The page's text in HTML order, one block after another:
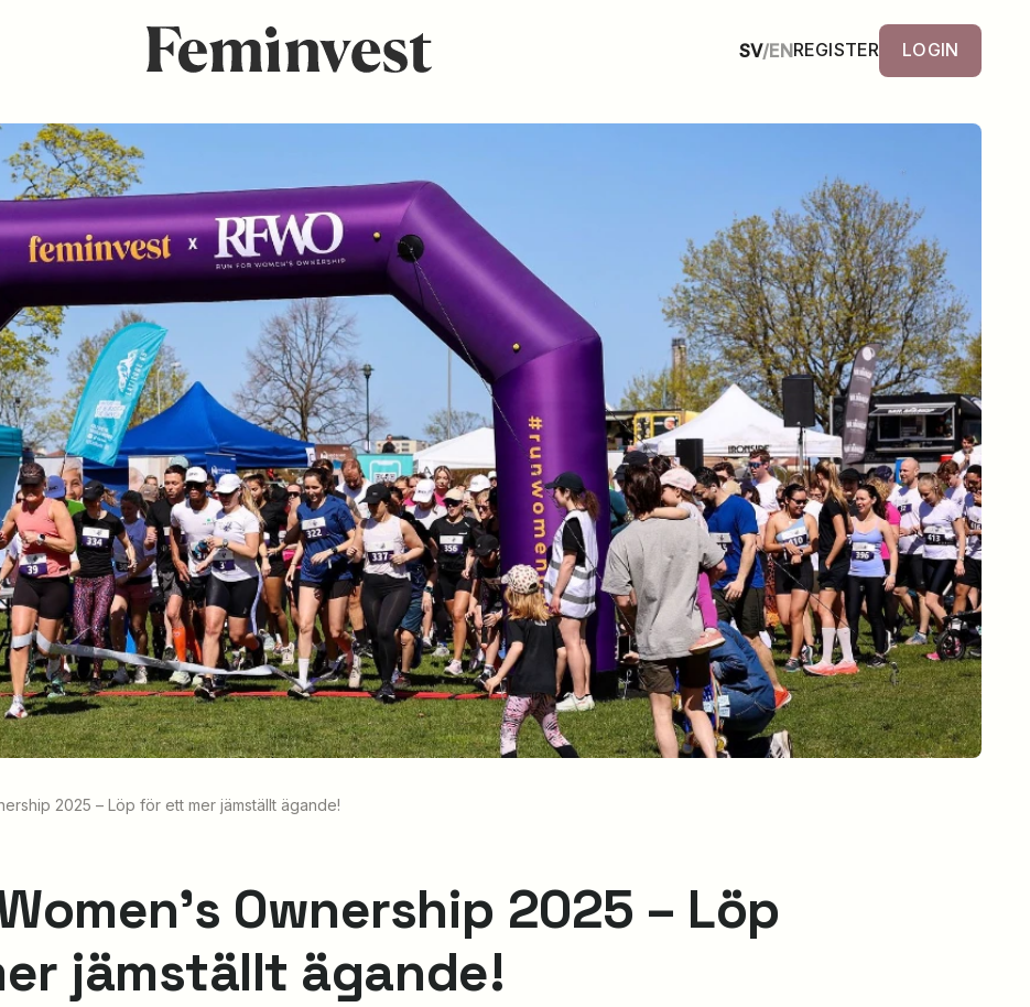
SV/ENREGISTER LOGIN
2025 – Löp för ett mer jämställt ägande!
Ownership 2025 – Löp
jämställt ägande!